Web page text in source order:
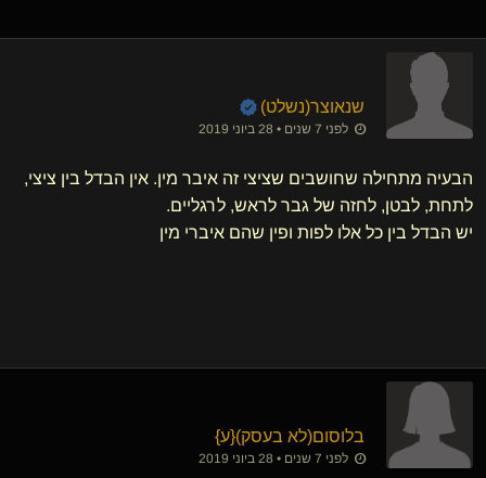
שנאוצר​(נשלט)
לפני 7 שנים • 28 ביוני 2019
הבעיה מתחילה שחושבים שציצי זה איבר מין. אין הבדל בין ציצי,
לתחת, לבטן, לחזה של גבר לראש, לרגליים.
יש הבדל בין כל אלו לפות ופין שהם איברי מין
בלוסום​(לא בעסק)​{ע}
לפני 7 שנים • 28 ביוני 2019